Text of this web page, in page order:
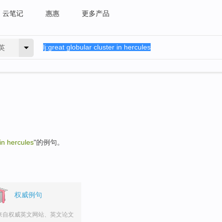
云笔记 惠惠 更多产品
hercules"的例句。
权威例句
自权威英文网站、英文论文